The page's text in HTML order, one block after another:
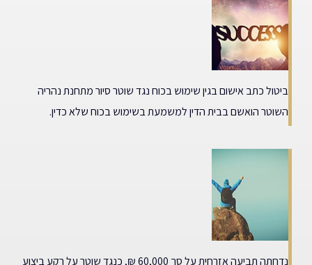
ביטול כתב אישום בגין שימוש בכוח נגד שוטר סיור מתחנת נהריה
השוטר הואשם בבית הדין למשמעת בשימוש בכוח שלא כדין.
נדחתה תביעה אזרחית על סך 60,000 ₪, כנגד שוטר על רקע ביצוע